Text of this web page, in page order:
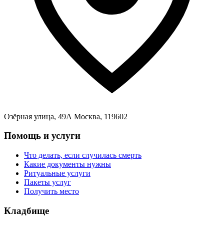
Озёрная улица, 49А Москва, 119602
Помощь и услуги
Что делать, если случилась смерть
Какие документы нужны
Ритуальные услуги
Пакеты услуг
Получить место
Кладбище